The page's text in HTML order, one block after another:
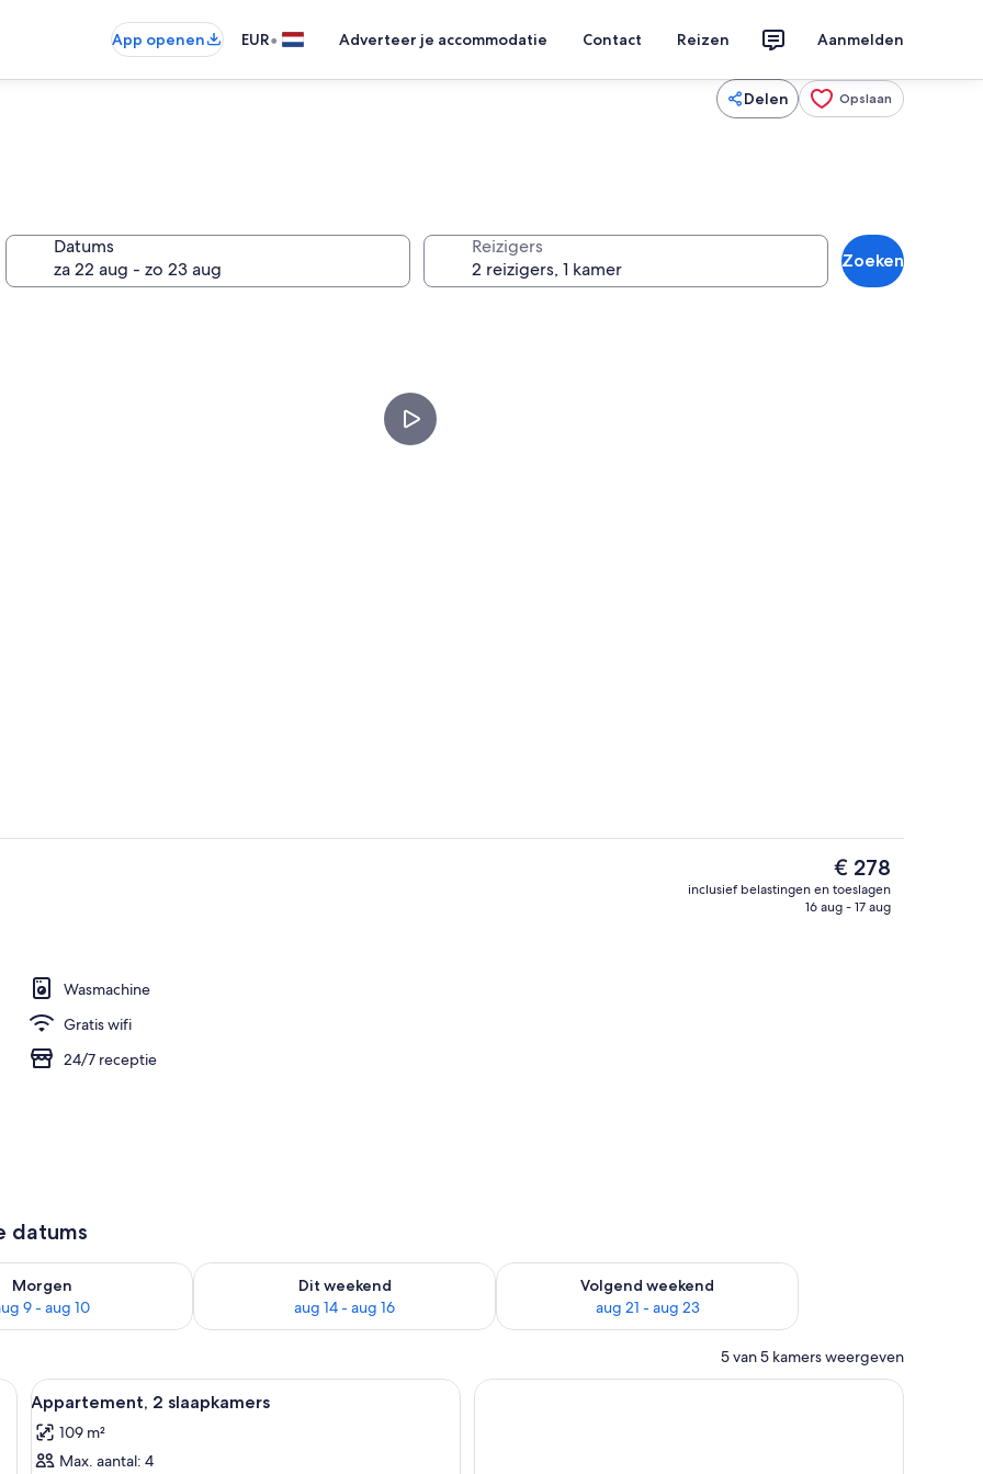
App openen EUR• Adverteer je accommodatie Contact Reizen Aanmelden
Delen Opslaan
Datums Reizigers
Zoeken
Appartement, 2 slaapkamers | Woonruimte | Een flatscreentelevisieAppartement, 2 slaapkamers |
Wasmachine
Gratis wifi
24/7 receptie
De
huidige
prijs
€ 278
inclusief belastingen en toeslagen
16 aug - 17 aug
datums
- aug 9
Morgen
9 - aug 10
controleren voor morgen aug 9 - aug 10
Dit weekend
aug 14 - aug 16
De beschikbaarheid controleren voor dit weekend aug 14 - aug 16
Volgend weekend
aug 21 - aug 23
De beschikbaarheid controleren voor volgend weekend aug
5 van 5 kamers weergeven
bank, een rode fauteuil, een eettafel en een keuken op de achtergrond.
Alle
foto's
voor
Appartement,
Een moderne slaapkamer met een groot bed, een donker hoofdbord en een houten deur.
19
Appartement, 2 slaapkamers
109 m²
Max. aantal: 4